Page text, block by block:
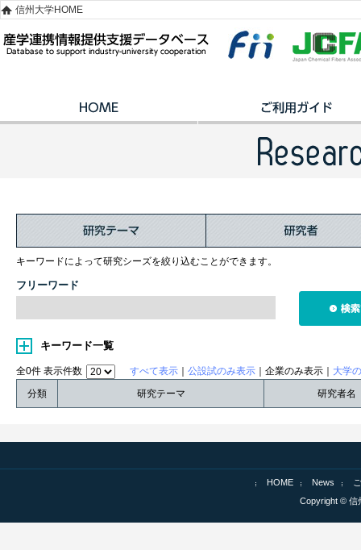
信州大学HOME
キーワードによって研究シーズを絞り込むことができます。
フリーワード
キーワード一覧
全0件 表示件数 すべて表示 公設試のみ表示 ｜企業のみ表示｜ 大学
分類
研究テーマ 研究者名
HOME News
Copyright © 信